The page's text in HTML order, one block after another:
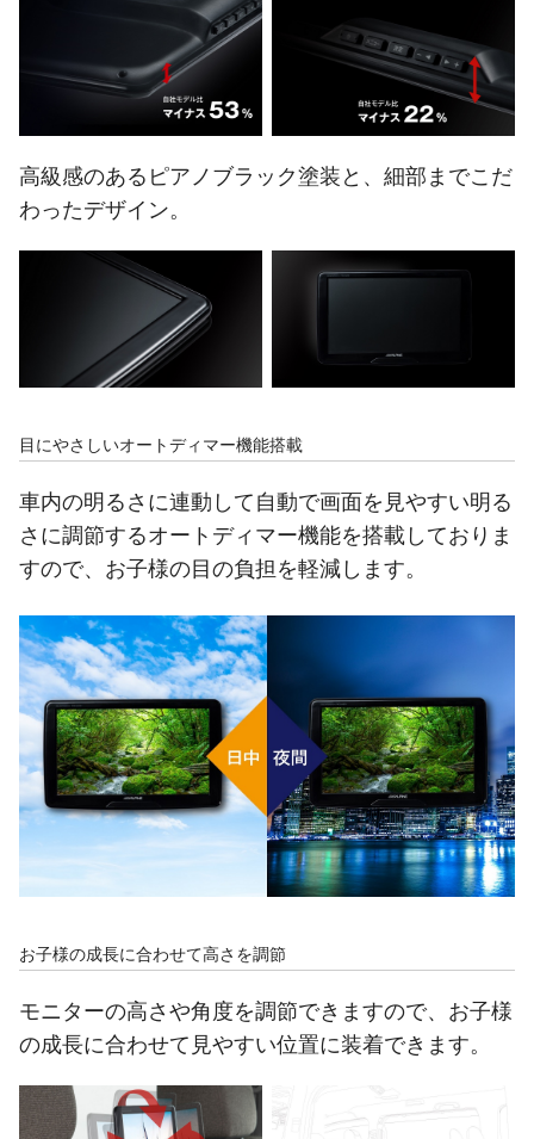
高級感のあるピアノブラック塗装と、細部までこだ
わったデザイン。
目にやさしいオートディマー機能搭載
車内の明るさに連動して自動で画面を見やすい明る
さに調節するオートディマー機能を搭載しておりま
すので、お子様の目の負担を軽減します。
お子様の成長に合わせて高さを調節
モニターの高さや角度を調節できますので、お子様
の成長に合わせて見やすい位置に装着できます。